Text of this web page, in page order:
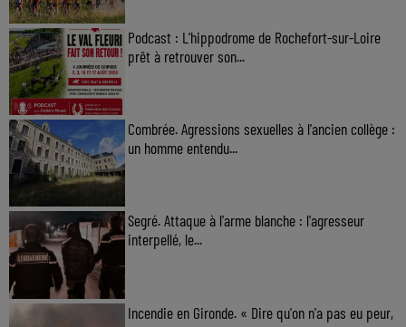
Podcast : L’hippodrome de Rochefort-sur-Loire
prêt à retrouver son...
Combrée. Agressions sexuelles à l'ancien collège :
un homme entendu...
Segré. Attaque à l'arme blanche : l'agresseur
interpellé, le...
Incendie en Gironde. « Dire qu'on n'a pas eu peur,